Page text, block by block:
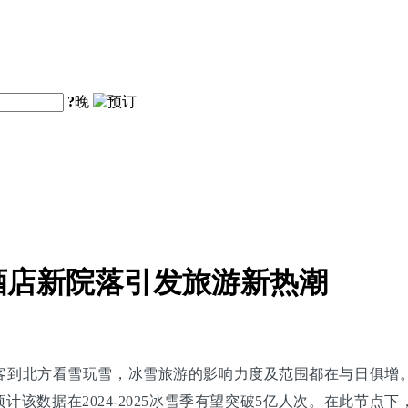
?晚
新院落引发旅游新热潮
北方看雪玩雪，冰雪旅游的影响力度及范围都在与日俱
该数据在2024-2025冰雪季有望突破5亿人次。在此节点